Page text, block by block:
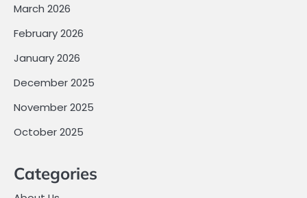
March 2026
February 2026
January 2026
December 2025
November 2025
October 2025
Categories